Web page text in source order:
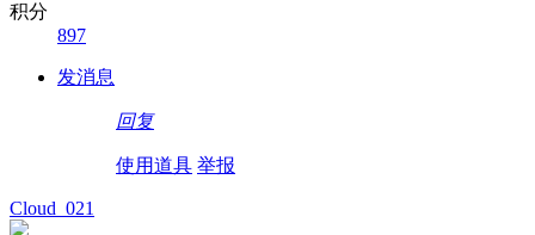
积分
897
发消息
回复
使用道具 举报
Cloud_021